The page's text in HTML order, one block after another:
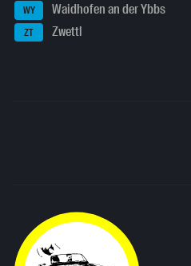
WY Waidhofen an der Ybbs
ZT Zwettl